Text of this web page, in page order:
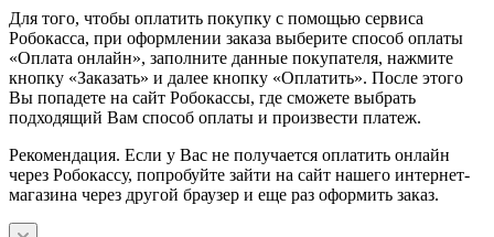
Для того, чтобы оплатить покупку с помощью сервиса
Робокасса, при оформлении заказа выберите способ оплаты
«Оплата онлайн», заполните данные покупателя, нажмите
кнопку «Заказать» и далее кнопку «Оплатить». После этого
Вы попадете на сайт Робокассы, где сможете выбрать
подходящий Вам способ оплаты и произвести платеж.
Рекомендация. Если у Вас не получается оплатить онлайн
через Робокассу, попробуйте зайти на сайт нашего интернет-
магазина через другой браузер и еще раз оформить заказ.